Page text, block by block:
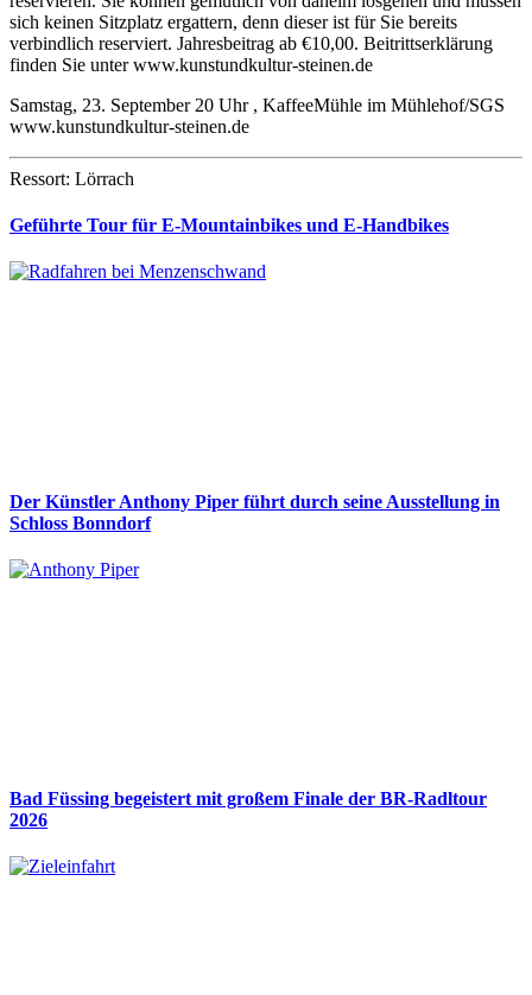
sich keinen Sitzplatz ergattern, denn dieser ist für Sie bereits
verbindlich reserviert. Jahresbeitrag ab €10,00. Beitrittserklärung
finden Sie unter www.kunstundkultur-steinen.de
Samstag, 23. September 20 Uhr , KaffeeMühle im Mühlehof/SGS
www.kunstundkultur-steinen.de
Ressort: Lörrach
Geführte Tour für E-Mountainbikes und E-Handbikes
Der Künstler Anthony Piper führt durch seine Ausstellung in
Schloss Bonndorf
Bad Füssing begeistert mit großem Finale der BR-Radltour
2026